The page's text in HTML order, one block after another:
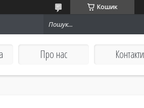
Кошик
Про нас Контакти